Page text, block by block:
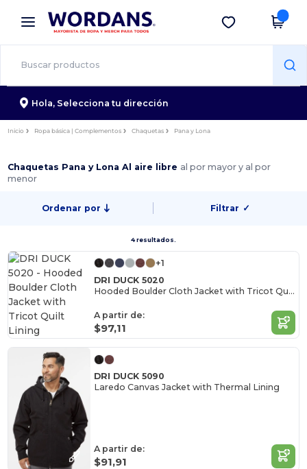
× App de Wordans
¡Mejores precios en app!
Descargar app
Hola, Selecciona tu dirección
Inicio Ropa básica | Complementos Chaquetas Pana y Lona
Chaquetas Pana y Lona Al aire libre al por mayor y al por
menor
Ordenar por Filtrar ✓
4 resultados.
+1
DRI DUCK 5020
Hooded Boulder Cloth Jacket with Tricot Quilt Lining
A partir de:
$97,11
DRI DUCK 5090
Laredo Canvas Jacket with Thermal Lining
A partir de:
$91,91